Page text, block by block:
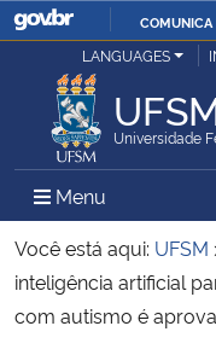
COMUNICA
Ministério da Justiça e
Ministério da Defesa
Ministério das Relações
Ministério da Economia
LANGUAGES
Universidade
Menu Menu
Você está aqui: UFSM
inteligência artificial
com autismo é